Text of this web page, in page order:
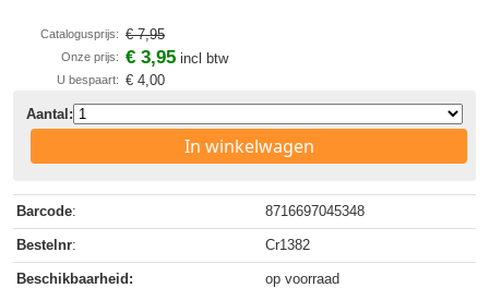
Catalogusprijs: € 7,95
Onze prijs: € 3,95 incl btw
U bespaart: € 4,00
Aantal:
In winkelwagen
Barcode: 8716697045348
Bestelnr: Cr1382
Beschikbaarheid: op voorraad